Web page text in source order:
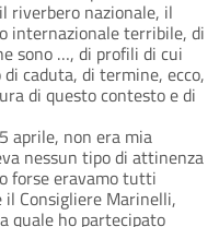
riverbero nazionale, il
internazionale terribile, di
sono …, di profili di cui
caduta, di termine, ecco,
di questo contesto e di
aprile, non era mia
nessun tipo di attinenza
forse eravamo tutti
Consigliere Marinelli,
quale ho partecipato